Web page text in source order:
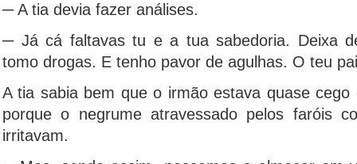
─ A tia devia fazer análises.
─ Já cá faltavas tu e a tua sabedoria. Deixa
tomo drogas. E tenho pavor de agulhas. O teu
A tia sabia bem que o irmão estava quase
porque o negrume atravessado pelos faróis
irritavam.